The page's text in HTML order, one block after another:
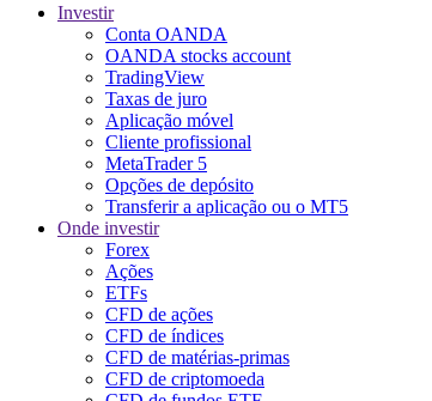
Investir
Conta OANDA
OANDA stocks account
TradingView
Taxas de juro
Aplicação móvel
Cliente profissional
MetaTrader 5
Opções de depósito
Transferir a aplicação ou o MT5
Onde investir
Forex
Ações
ETFs
CFD de ações
CFD de índices
CFD de matérias-primas
CFD de criptomoeda